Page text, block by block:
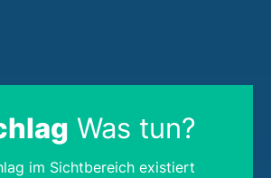
Was tun?
im Sichtbereich existiert